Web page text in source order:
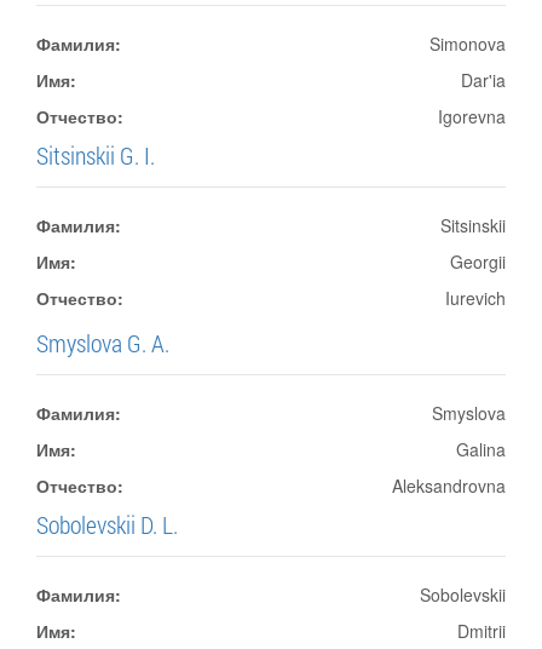
Фамилия:
Simonova
Имя:
Dar'ia
Отчество:
Igorevna
Sitsinskii G. I.
Фамилия:
Sitsinskii
Имя:
Georgii
Отчество:
Iurevich
Smyslova G. A.
Фамилия:
Smyslova
Имя:
Galina
Отчество:
Aleksandrovna
Sobolevskii D. L.
Фамилия:
Sobolevskii
Имя:
Dmitrii